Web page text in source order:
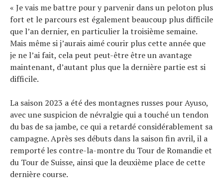
« Je vais me battre pour y parvenir dans un peloton plus
fort et le parcours est également beaucoup plus difficile
que l’an dernier, en particulier la troisième semaine.
Mais même si j’aurais aimé courir plus cette année que
je ne l’ai fait, cela peut peut-être être un avantage
maintenant, d’autant plus que la dernière partie est si
difficile.
La saison 2023 a été des montagnes russes pour Ayuso,
avec une suspicion de névralgie qui a touché un tendon
du bas de sa jambe, ce qui a retardé considérablement sa
campagne. Après ses débuts dans la saison fin avril, il a
remporté les contre-la-montre du Tour de Romandie et
du Tour de Suisse, ainsi que la deuxième place de cette
dernière course.
Conseils
Tendances
Tous nos articles
À propos